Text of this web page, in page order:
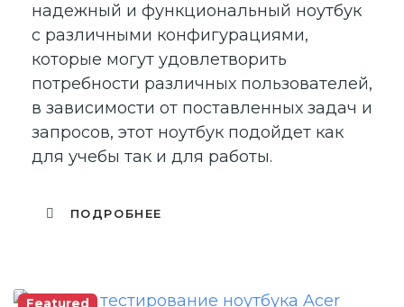
надежный и функциональный ноутбук
с различными конфигурациями,
которые могут удовлетворить
потребности различных пользователей,
в зависимости от поставленных задач и
запросов, этот ноутбук подойдет как
для учебы так и для работы.
ПОДРОБНЕЕ
Featured